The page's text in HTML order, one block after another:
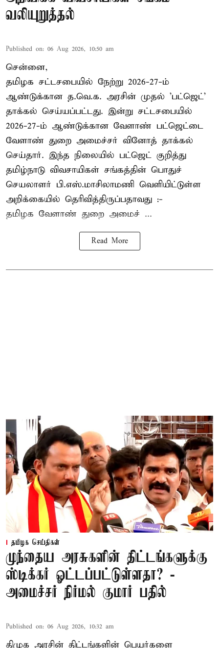
வலியுறுத்தல்
Published on: 06 Aug 2026, 10:50 am
சென்னை,
தமிழக சட்டசபையில் நேற்று 2026-27-ம்
ஆண்டுக்கான த.வெ.க. அரசின் முதல் 'பட்ஜெட்'
தாக்கல் செய்யப்பட்டது. இன்று சட்டசபையில்
2026-27-ம் ஆண்டுக்கான வேளாண் பட்ஜெட்டை
வேளாண் துறை அமைச்சர் வினோத் தாக்கல்
செய்தார். இந்த நிலையில் பட்ஜெட் குறித்து
தமிழ்நாடு விவசாயிகள் சங்கத்தின் பொதுச்
செயலாளர் பி.எஸ்.மாசிலாமணி வெளியிட்டுள்ள
அறிக்கையில் தெரிவித்திருப்பதாவது :-
தமிழக வேளாண் துறை அமைச் ...
Read More
தமிழக செய்திகள்
முந்தைய அரசுகளின் திட்டங்களுக்கு
ஸ்டிக்கர் ஓட்டப்பட்டுள்ளதா? -
அமைச்சர் நிர்மல் குமார் பதில்
Published on: 06 Aug 2026, 10:32 am
திமுக அரசின் திட்டங்களின் பெயர்களை